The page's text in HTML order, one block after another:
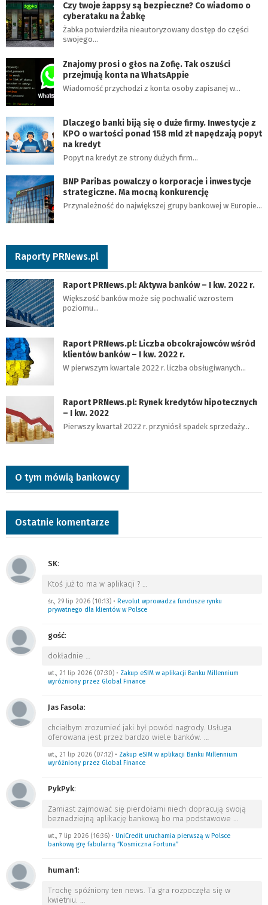
Czy twoje żappsy są bezpieczne? Co wiadomo o
cyberataku na Żabkę
Żabka potwierdziła nieautoryzowany dostęp do części
swojego…
Znajomy prosi o głos na Zofię. Tak oszuści
przejmują konta na WhatsAppie
Wiadomość przychodzi z konta osoby zapisanej w…
Dlaczego banki biją się o duże firmy. Inwestycje z
KPO o wartości ponad 158 mld zł napędzają popyt
na kredyt
Popyt na kredyt ze strony dużych firm…
BNP Paribas powalczy o korporacje i inwestycje
strategiczne. Ma mocną konkurencję
Przynależność do największej grupy bankowej w Europie…
Raporty PRNews.pl
Raport PRNews.pl: Aktywa banków – I kw. 2022 r.
Większość banków może się pochwalić wzrostem
poziomu…
Raport PRNews.pl: Liczba obcokrajowców wśród
klientów banków – I kw. 2022 r.
W pierwszym kwartale 2022 r. liczba obsługiwanych…
Raport PRNews.pl: Rynek kredytów hipotecznych
– I kw. 2022
Pierwszy kwartał 2022 r. przyniósł spadek sprzedaży…
O tym mówią bankowcy
Ostatnie komentarze
SK:
Ktoś już to ma w aplikacji ? …
śr., 29 lip 2026 (10:13) • Revolut wprowadza fundusze rynku
prywatnego dla klientów w Polsce
gość:
dokładnie …
wt., 21 lip 2026 (07:30) • Zakup eSIM w aplikacji Banku Millennium
wyróżniony przez Global Finance
Jas Fasola:
chciałbym zrozumieć jaki był powód nagrody. Usługa
oferowana jest przez bardzo wiele banków. …
wt., 21 lip 2026 (07:12) • Zakup eSIM w aplikacji Banku Millennium
wyróżniony przez Global Finance
PykPyk:
Zamiast zajmować się pierdołami niech dopracują swoją
beznadziejną aplikację bankową bo ma podstawowe …
wt., 7 lip 2026 (16:36) • UniCredit uruchamia pierwszą w Polsce
bankową grę fabularną “Kosmiczna Fortuna”
human1:
Trochę spóźniony ten news. Ta gra rozpoczęła się w
kwietniu. …